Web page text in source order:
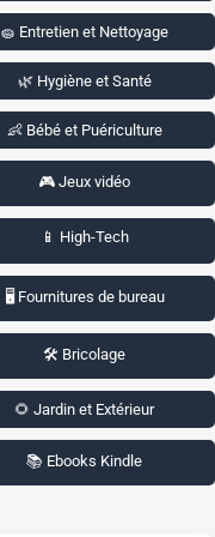
🧽 Entretien et Nettoyage
🌿 Hygiène et Santé
👶 Bébé et Puériculture
🎮 Jeux vidéo
📱 High-Tech
🖥️ Fournitures de bureau
🛠️ Bricolage
🌻 Jardin et Extérieur
📚 Ebooks Kindle